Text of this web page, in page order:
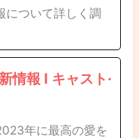
について詳しく調
情報 l キャスト·
年に最高の愛を